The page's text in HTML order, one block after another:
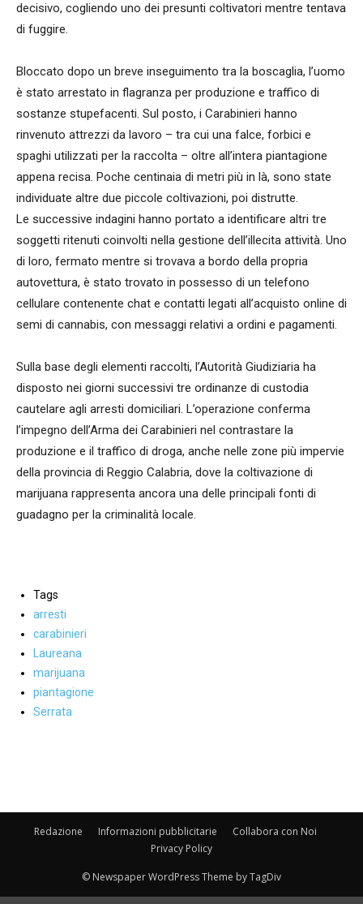
decisivo, cogliendo uno dei presunti coltivatori mentre tentava
di fuggire.
Bloccato dopo un breve inseguimento tra la boscaglia, l’uomo
è stato arrestato in flagranza per produzione e traffico di
sostanze stupefacenti. Sul posto, i Carabinieri hanno
rinvenuto attrezzi da lavoro – tra cui una falce, forbici e
spaghi utilizzati per la raccolta – oltre all’intera piantagione
appena recisa. Poche centinaia di metri più in là, sono state
individuate altre due piccole coltivazioni, poi distrutte.
Le successive indagini hanno portato a identificare altri tre
soggetti ritenuti coinvolti nella gestione dell’illecita attività. Uno
di loro, fermato mentre si trovava a bordo della propria
autovettura, è stato trovato in possesso di un telefono
cellulare contenente chat e contatti legati all’acquisto online di
semi di cannabis, con messaggi relativi a ordini e pagamenti.
Sulla base degli elementi raccolti, l’Autorità Giudiziaria ha
disposto nei giorni successivi tre ordinanze di custodia
cautelare agli arresti domiciliari. L’operazione conferma
l’impegno dell’Arma dei Carabinieri nel contrastare la
produzione e il traffico di droga, anche nelle zone più impervie
della provincia di Reggio Calabria, dove la coltivazione di
marijuana rappresenta ancora una delle principali fonti di
guadagno per la criminalità locale.
Tags
arresti
carabinieri
Laureana
marijuana
piantagione
Serrata
Redazione Informazioni pubblicitarie
Collabora con Noi
Privacy Policy
© Newspaper WordPress Theme by TagDiv